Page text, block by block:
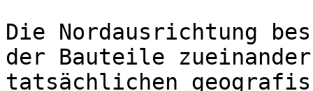
Die Nordausrichtung
der Bauteile
tatsächlichen